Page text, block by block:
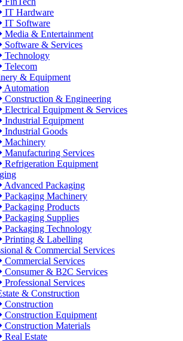
IT Hardware
IT Software
Media & Entertainment
Software & Services
Technology
Telecom
& Equipment
Automation
Construction & Engineering
Electrical Equipment & Services
Industrial Equipment
Industrial Goods
Machinery
Manufacturing Services
Refrigeration Equipment
Advanced Packaging
Packaging Machinery
Packaging Products
Packaging Supplies
Packaging Technology
Printing & Labelling
& Commercial Services
Commercial Services
Consumer & B2C Services
Professional Services
& Construction
Construction
Construction Equipment
Construction Materials
Real Estate